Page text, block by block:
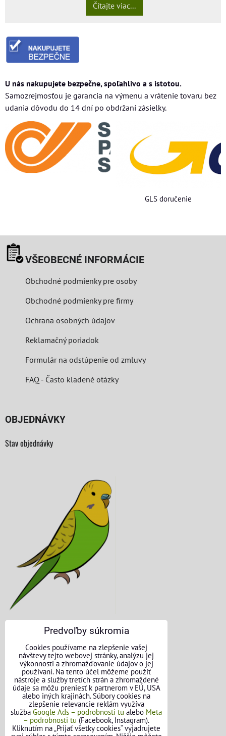
Čítajte viac...
U nás nakupujete bezpečne, spoľahlivo a s istotou.
Samozrejmosťou je garancia na výmenu a vrátenie tovaru bez
udania dôvodu do 14 dní po obdržaní zásielky.
GLS doručenie
VŠEOBECNÉ INFORMÁCIE
Obchodné podmienky pre osoby
Obchodné podmienky pre firmy
Ochrana osobných údajov
Reklamačný poriadok
Formulár na odstúpenie od zmluvy
FAQ - Často kladené otázky
OBJEDNÁVKY
Stav objednávky
KONTAKTNÉ ÚDAJE
O nás
Kontakt
Požičovňa náradia
Názory našich zákazníkov
Predvoľby súkromia
Cookies používame na zlepšenie vašej
návštevy tejto webovej stránky, analýzu jej
výkonnosti a zhromažďovanie údajov o jej
používaní. Na tento účel môžeme použiť
nástroje a služby tretích strán a zhromaždené
údaje sa môžu preniesť k partnerom v EÚ, USA
alebo iných krajinách. Súbory cookies na
zlepšenie relevancie reklám využíva
služba Google Ads – podrobnosti tu alebo Meta
– podrobnosti tu (Facebook, Instagram).
Kliknutím na „Prijať všetky cookies“ vyjadrujete